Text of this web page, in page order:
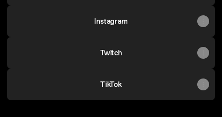
Instagram
Twitch
TikTok